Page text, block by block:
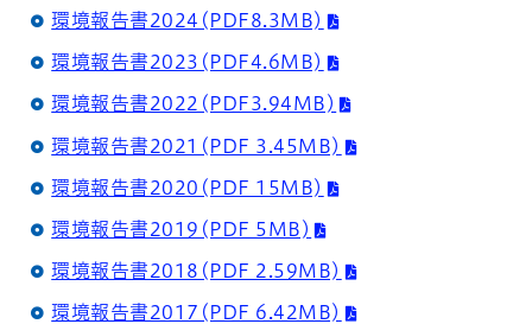
環境報告書2024(PDF8.3MB)
環境報告書2023(PDF4.6MB)
環境報告書2022(PDF3.94MB)
環境報告書2021(PDF 3.45MB)
環境報告書2020(PDF 15MB)
環境報告書2019(PDF 5MB)
環境報告書2018(PDF 2.59MB)
環境報告書2017(PDF 6.42MB)